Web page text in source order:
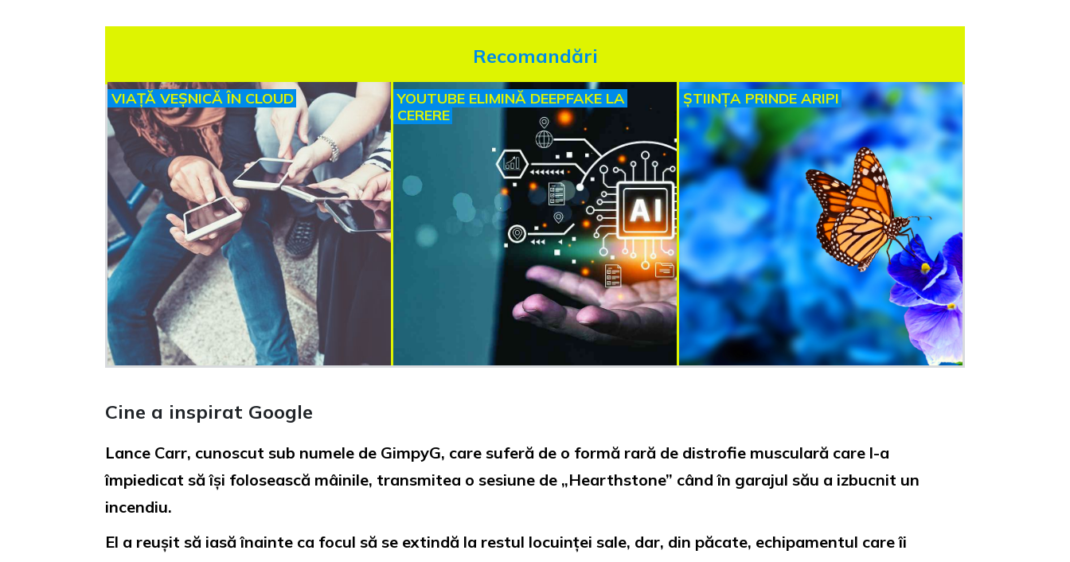
Recomandări
VIAȚĂ VEȘNICĂ ÎN CLOUD
YOUTUBE ELIMINĂ DEEPFAKE LA
CERERE
ȘTIINȚA PRINDE ARIPI
Cine a inspirat Google
Lance Carr, cunoscut sub numele de GimpyG, care suferă de o formă rară de distrofie musculară care l-a
împiedicat să își folosească mâinile, transmitea o sesiune de „Hearthstone” când în garajul său a izbucnit un
incendiu.
El a reușit să iasă înainte ca focul să se extindă la restul locuinței sale, dar, din păcate, echipamentul care îi